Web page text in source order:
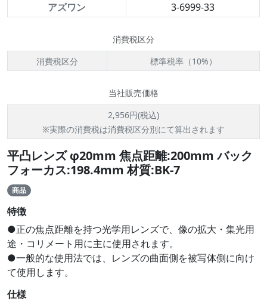
アズワン
3-6999-33
消費税区分
消費税区分
標準税率（10%）
当社販売価格
2,956円(税込)
※実際の消費税は消費税区分別にて算出されます
平凸レンズ φ20mm 焦点距離:200mm バック
フォーカス:198.4mm 材質:BK-7
商品
特徴
●正の焦点距離を持つ光学用レンズで、像の拡大・集光用
途・コリメート用に主に使用されます。
●一般的な使用法では、レンズの曲面側を被写体側に向け
て使用します。
仕様